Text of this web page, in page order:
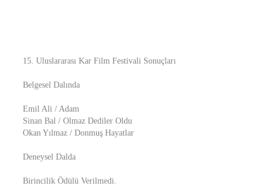
15. Uluslararası Kar Film Festivali Sonuçları
Belgesel Dalında
Emil Ali / Adam
Sinan Bal / Olmaz Dediler Oldu
Okan Yılmaz / Donmuş Hayatlar
Deneysel Dalda
Birincilik Ödülü Verilmedi.